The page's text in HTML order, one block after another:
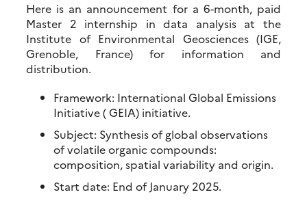
Here is an announcement for a 6-month, paid
Master 2 internship in data analysis at the
Institute of Environmental Geosciences (IGE,
Grenoble, France) for information and
distribution.
Framework: International Global Emissions
Initiative ( GEIA) initiative.
Subject: Synthesis of global observations
of volatile organic compounds:
composition, spatial variability and origin.
Start date: End of January 2025.